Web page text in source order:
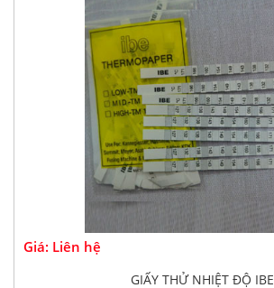
Giá: Liên hệ
GIẤY THỬ NHIỆT ĐỘ IBE